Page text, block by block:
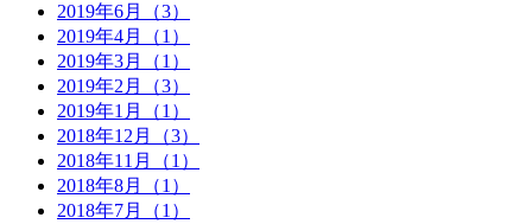
2019年6月（3）
2019年4月（1）
2019年3月（1）
2019年2月（3）
2019年1月（1）
2018年12月（3）
2018年11月（1）
2018年8月（1）
2018年7月（1）